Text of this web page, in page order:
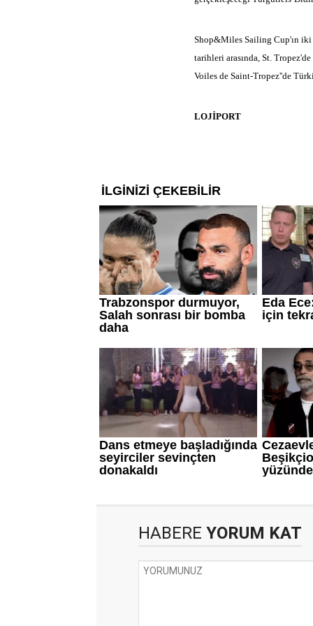
Shop&Miles Sailing Cup'ın iki
tarihleri arasında, St.
Voiles de Saint-Tropez''de
LOJİPORT
HABERE YORUM KAT